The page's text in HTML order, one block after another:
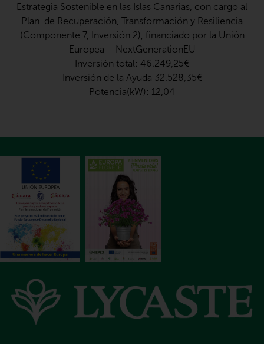
Estrategia Sostenible en las Islas Canarias, con cargo al
Plan de Recuperación, Transformación y Resiliencia
(Componente 7, Inversión 2), financiado por la Unión
Europea – NextGenerationEU
Inversión total: 46.249,25€
Inversión de la Ayuda 32.528,35€
Potencia(kW): 12,04